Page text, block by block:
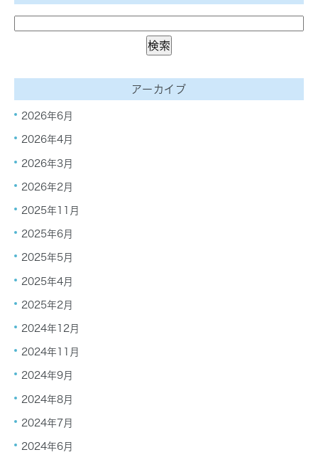
アーカイブ
2026年6月
2026年4月
2026年3月
2026年2月
2025年11月
2025年6月
2025年5月
2025年4月
2025年2月
2024年12月
2024年11月
2024年9月
2024年8月
2024年7月
2024年6月